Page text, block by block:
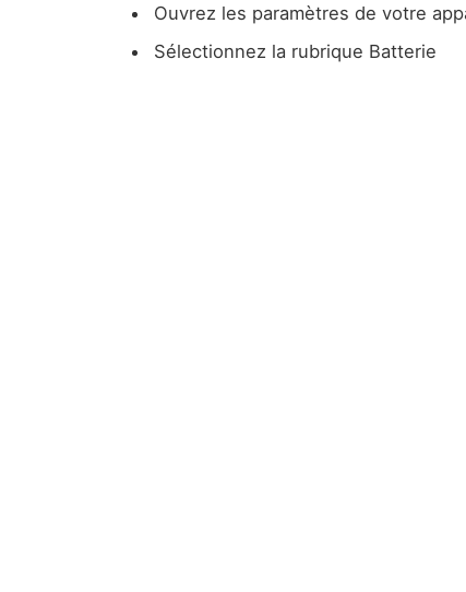
Ouvrez les paramètres de votre
Sélectionnez la rubrique Batterie